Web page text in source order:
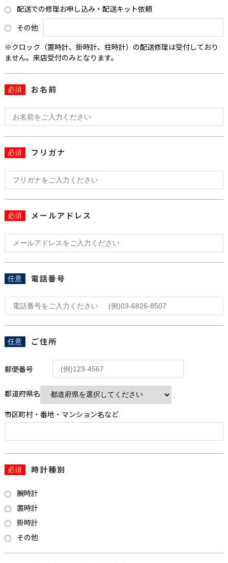
配送での修理お申し込み・配送キット依頼
その他
※クロック（置時計、掛時計、柱時計）の配送修理は受付しており
ません。来店受付のみとなります。
必須 お名前
必須 フリガナ
必須 メールアドレス
任意 電話番号
任意 ご住所
郵便番号
都道府県名
市区町村・番地・マンション名など
必須 時計種別
腕時計
置時計
掛時計
その他